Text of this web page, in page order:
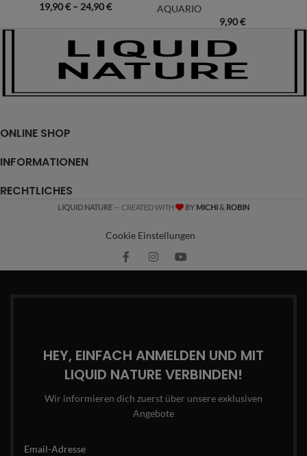
19,90€– 24,90€
AQUARIO
9,90€
ONLINE SHOP
INFORMATIONEN
RECHTLICHES
LIQUID NATURE — CREATED WITH BY MICHI& ROBIN
Cookie Einstellungen
HEY, EINFACH ANMELDEN UND MIT
LIQUID NATURE VERBINDEN!
Wir informieren dich zuerst über unsere exklusiven
Angebote
Email-Adresse